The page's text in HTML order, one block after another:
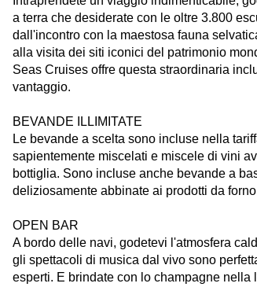
a terra che desiderate con le oltre 3.800
dall'incontro con la maestosa fauna
alla visita dei siti iconici del patrimonio
Seas Cruises offre questa straordinaria
vantaggio.
BEVANDE ILLIMITATE
Le bevande a scelta sono incluse nella
sapientemente miscelati e miscele di vini
bottiglia. Sono incluse anche bevande a
deliziosamente abbinate ai prodotti da
OPEN BAR
A bordo delle navi, godetevi l'atmosfera
gli spettacoli di musica dal vivo sono
esperti. E brindate con lo champagne